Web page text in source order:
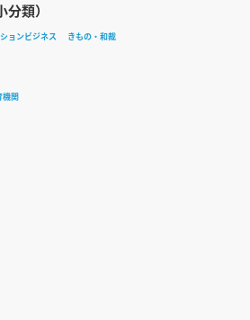
類）
ョンビジネス きもの・和裁
機関